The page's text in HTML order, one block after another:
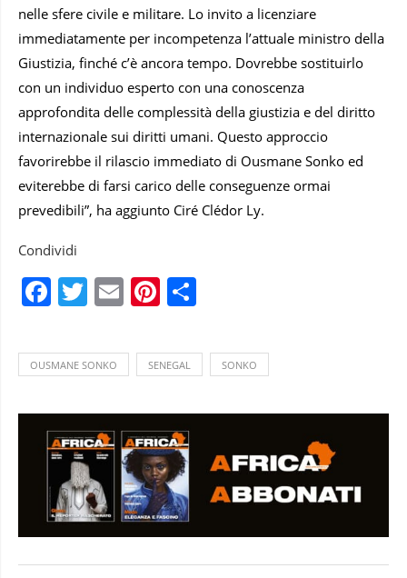
nelle sfere civile e militare. Lo invito a licenziare
immediatamente per incompetenza l’attuale ministro della
Giustizia, finché c’è ancora tempo. Dovrebbe sostituirlo
con un individuo esperto con una conoscenza
approfondita delle complessità della giustizia e del diritto
internazionale sui diritti umani. Questo approccio
favorirebbe il rilascio immediato di Ousmane Sonko ed
eviterebbe di farsi carico delle conseguenze ormai
prevedibili”, ha aggiunto Ciré Clédor Ly.
Condividi
Facebook
Twitter
EmailPinterest
OUSMANE SONKO SENEGAL SONKO